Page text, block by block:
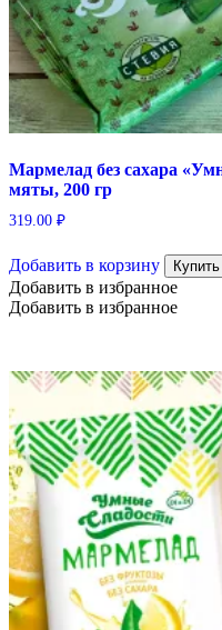
Мармелад без сахара
мяты, 200 гр
319.00 ₽
Добавить в корзину
Добавить в избранное
Добавить в избранное